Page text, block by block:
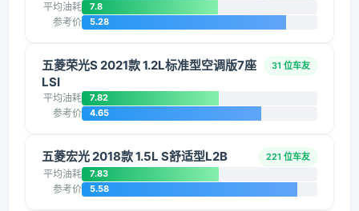
平均油耗 7.8
参考价 5.28
五菱荣光S 2021款 1.2L标准型空调版7座
LSI
31 位车友
平均油耗 7.82
参考价 4.65
五菱宏光 2018款 1.5L S舒适型L2B 221 位车友
平均油耗 7.83
参考价 5.58